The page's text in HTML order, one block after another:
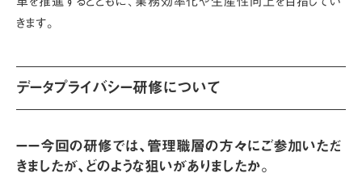
きます。
データプライバシー研修について
ーー今回の研修では、管理職層の方々にご参加いただ
きましたが、どのような狙いがありましたか。